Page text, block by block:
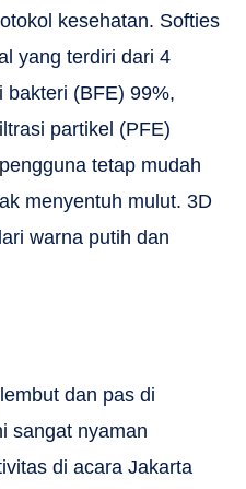
kesehatan. Softies
yang terdiri dari 4
bakteri (BFE) 99%,
partikel (PFE)
tetap mudah
menyentuh mulut. 3D
warna putih dan
dan pas di
sangat nyaman
di acara Jakarta